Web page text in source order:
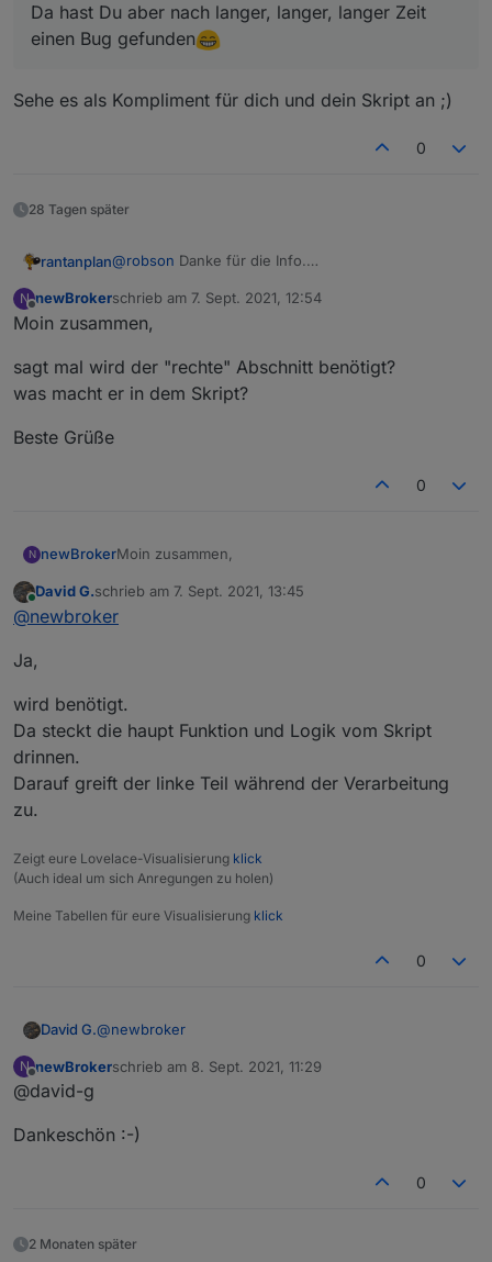
Da hast Du aber nach langer, langer, langer Zeit
einen Bug gefunden
Sehe es als Kompliment für dich und dein Skript an ;)
0
28 Tagen später
rantanplan@robson Danke für die Info.
einen Bug gefunden
Habe das Blockly geändert und im ersten Post neu
hinterlegt.
N
Offline
newBrokerschrieb am 7. Sept. 2021, 12:54
zuletzt editiert von
Moin zusammen,
sagt mal wird der "rechte" Abschnitt benötigt?
was macht er in dem Skript?
Beste Grüße
0
N newBrokerMoin zusammen,
sagt mal wird der "rechte" Abschnitt benötigt?
was macht er in dem Skript?
Online
David G.schrieb am 7. Sept. 2021, 13:45
zuletzt editiert von
@newbroker
Ja,
wird benötigt.
Da steckt die haupt Funktion und Logik vom Skript
drinnen.
Darauf greift der linke Teil während der Verarbeitung
zu.
Zeigt eure Lovelace-Visualisierung klick
(Auch ideal um sich Anregungen zu holen)
Meine Tabellen für eure Visualisierung klick
0
David G.@newbroker
Ja,
Da steckt die haupt Funktion und Logik vom Skript
Darauf greift der linke Teil während der Verarbeitung
N
Offline
newBrokerschrieb am 8. Sept. 2021, 11:29
zuletzt editiert von
@david-g
Dankeschön :-)
0
2 Monaten später